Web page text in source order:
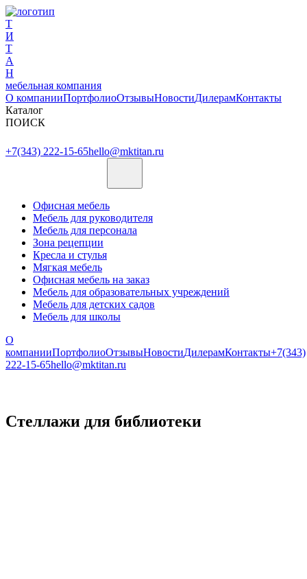
Т
И
Т
А
Н
мебельная компания
О компанииПортфолиоОтзывыНовостиДилерамКонтакты
Каталог
ПОИСК
+7(343) 222-15-65hello@mktitan.ru
Офисная мебель
Мебель для руководителя
Мебель для персонала
Зона рецепции
Кресла и стулья
Мягкая мебель
Офисная мебель на заказ
Мебель для образовательных учреждений
Мебель для детских садов
Мебель для школы
О
компанииПортфолиоОтзывыНовостиДилерамКонтакты+7(343)
222-15-65hello@mktitan.ru
Стеллажи для библиотеки